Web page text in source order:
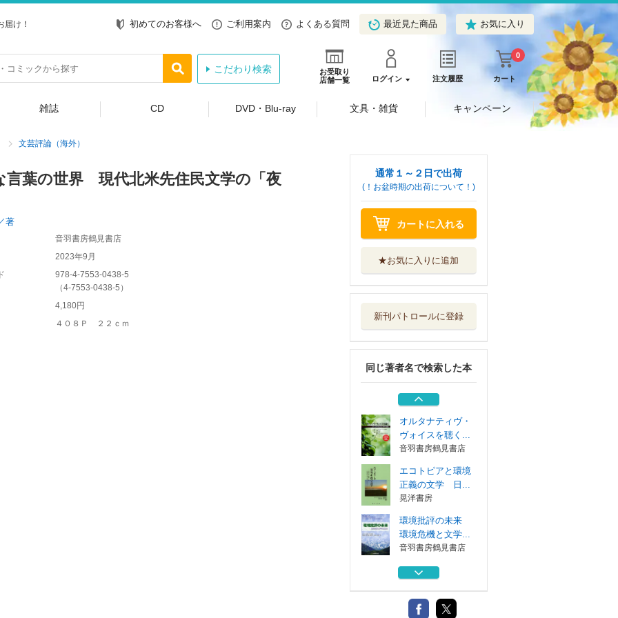
け！ 初めてのお客様へ ご利用案内 よくある質問 最近見た商品 お気に入り
お受取り
店舗一覧
ログイン 注文履歴 カート
0
こだわり検索
雑誌 CD DVD・Blu-ray 文具・雑貨 キャンペーン
文芸評論（海外）
言葉の世界 現代北米先住民文学の「夜
著
音羽書房鶴見書店
2023年9月
978-4-7553-0438-5
（4-7553-0438-5 ）
4,180円
４０８Ｐ ２２ｃｍ
通常１～２日で出荷
(！お盆時期の出荷について！)
カートに入れる
★お気に入りに追加
新刊パトロールに登録
同じ著者名で検索した本
環境批評の未来
環境危機と文学...
木と水と空と エ
金星堂
新しい風景のアメ
リカ
南雲堂
オルタナティヴ・
ヴォイスを聴く...
音羽書房鶴見書店
エコトピアと環境
正義の文学 日...
晃洋書房
環境批評の未来
環境危機と文学...
音羽書房鶴見書店
木と水と空と エ
金星堂